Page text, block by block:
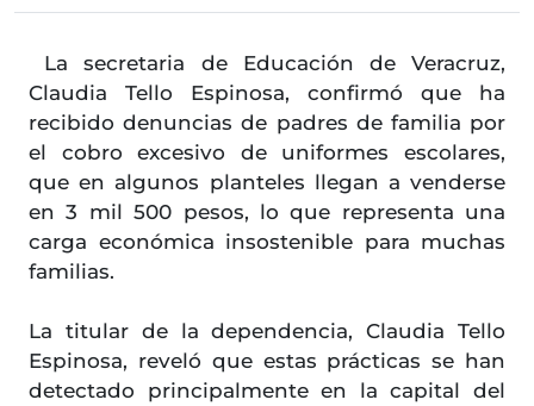
La secretaria de Educación de Veracruz,
Claudia Tello Espinosa, confirmó que ha
recibido denuncias de padres de familia por
el cobro excesivo de uniformes escolares,
que en algunos planteles llegan a venderse
en 3 mil 500 pesos, lo que representa una
carga económica insostenible para muchas
familias.
La titular de la dependencia, Claudia Tello
Espinosa, reveló que estas prácticas se han
detectado principalmente en la capital del